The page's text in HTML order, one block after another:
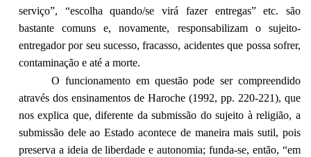
serviço”, “escolha quando/se virá fazer entregas” etc. são
bastante comuns e, novamente, responsabilizam o sujeito-
entregador por seu sucesso, fracasso, acidentes que possa sofrer,
contaminação e até a morte.
O funcionamento em questão pode ser compreendido
através dos ensinamentos de Haroche (1992, pp. 220-221), que
nos explica que, diferente da submissão do sujeito à religião, a
submissão dele ao Estado acontece de maneira mais sutil, pois
preserva a ideia de liberdade e autonomia; funda-se, então, “em